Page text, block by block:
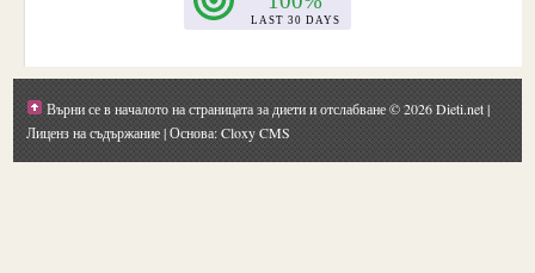
2017-02(2)
2017-01(1)
2016-09(1)
Върни се в началото на страницата за диети и отслабване© 2026 Dieti.net |
Лиценз на съдържание| Основа: Cloxy CMS